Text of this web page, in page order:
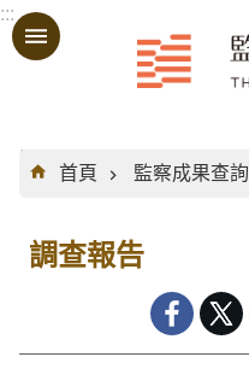
跳到主要內容區塊
:::
:::
首頁
監察成果查詢
調查報告